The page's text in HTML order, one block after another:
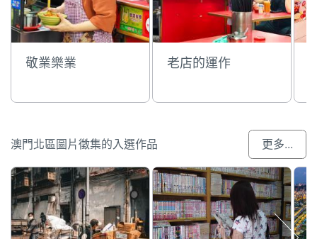
敬業樂業 老店的運作
澳門北區圖片徵集的入選作品 更多...